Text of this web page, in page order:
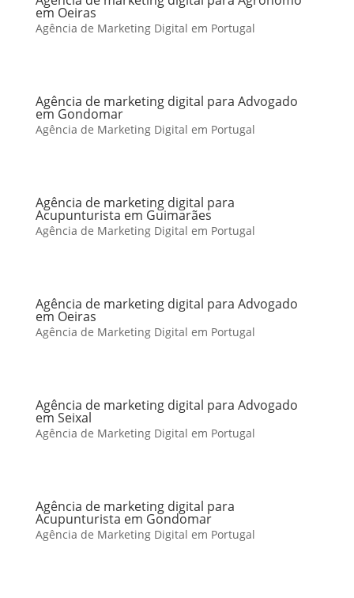
em Oeiras
Agência de Marketing Digital em Portugal
Agência de marketing digital para Advogado
em Gondomar
Agência de Marketing Digital em Portugal
Agência de marketing digital para
Acupunturista em Guimarães
Agência de Marketing Digital em Portugal
Agência de marketing digital para Advogado
em Oeiras
Agência de Marketing Digital em Portugal
Agência de marketing digital para Advogado
em Seixal
Agência de Marketing Digital em Portugal
Agência de marketing digital para
Acupunturista em Gondomar
Agência de Marketing Digital em Portugal